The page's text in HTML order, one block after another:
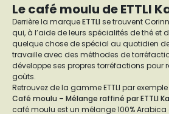
Le café moulu de ETTLI
Derrière la marqueETTLI se trouvent
qui, à l’aide de leurs spécialités de thé et
quelque chose de spécial au quotidien de
travaille avec des méthodes de
développe ses propres torréfactions pour
goûts.
Retrouvez de la gamme ETTLI par exemple
Café moulu – Mélange raffiné par ETTLI
café moulu est un mélange 100%